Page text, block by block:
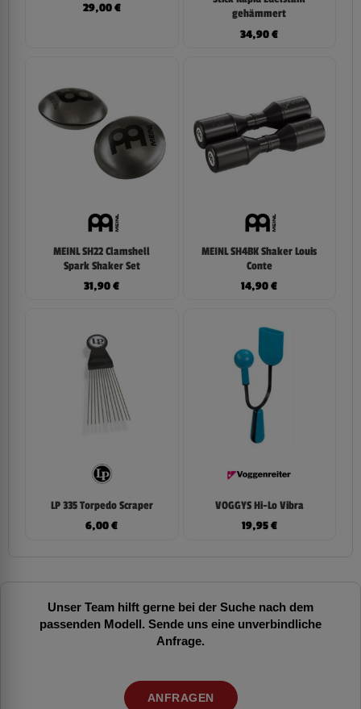
29,00€
gehämmert
34,90€
MEINL SH22 Clamshell
Spark Shaker Set
31,90€
MEINL SH4BK Shaker Louis
Conte
14,90€
LP 335 Torpedo Scraper
6,00€
VOGGYS Hi-Lo Vibra
19,95€
Unser Team hilft gerne bei der Suche nach dem
passenden Modell. Sende uns eine unverbindliche
Anfrage.
ANFRAGEN